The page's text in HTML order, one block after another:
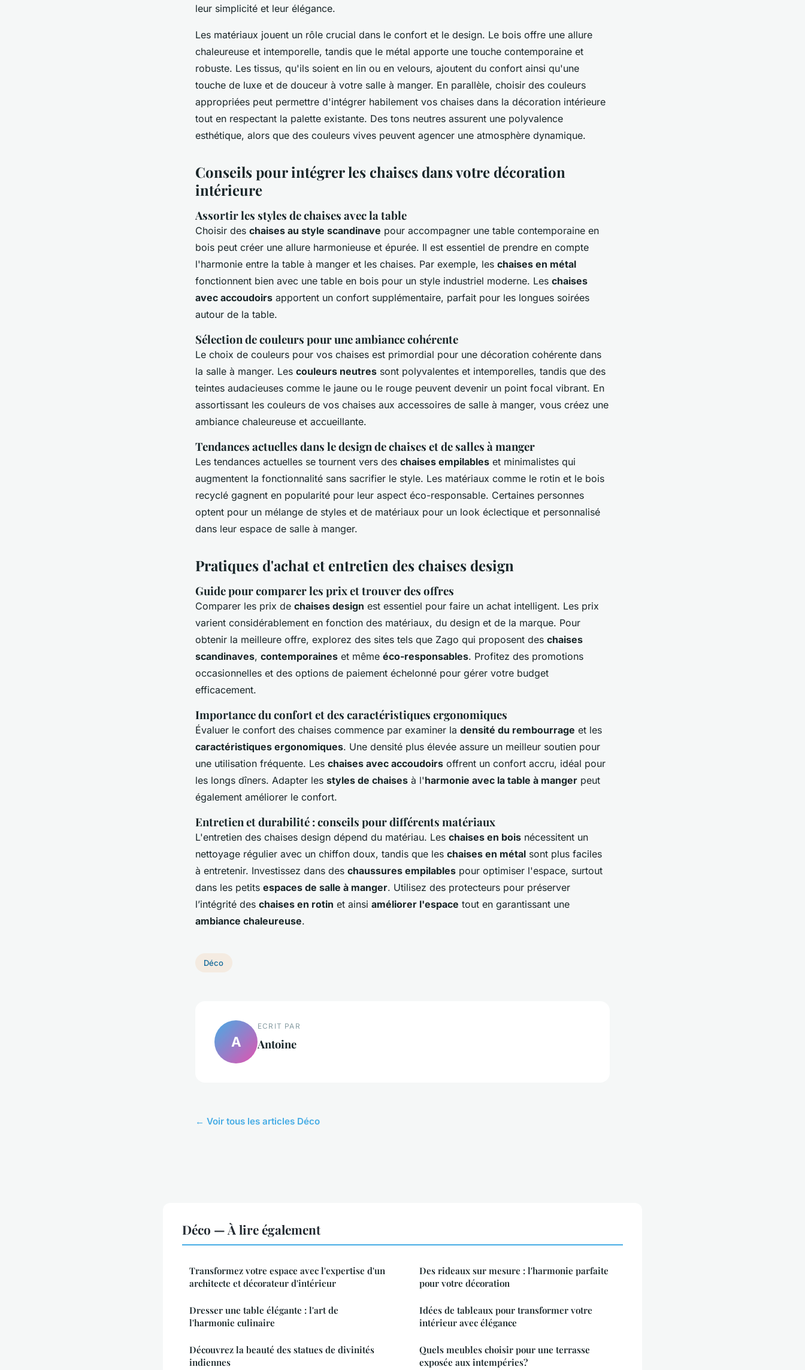
leur simplicité et leur élégance.
Les matériaux jouent un rôle crucial dans le confort et le design. Le bois offre une allure
chaleureuse et intemporelle, tandis que le métal apporte une touche contemporaine et
robuste. Les tissus, qu'ils soient en lin ou en velours, ajoutent du confort ainsi qu'une
touche de luxe et de douceur à votre salle à manger. En parallèle, choisir des couleurs
appropriées peut permettre d'intégrer habilement vos chaises dans la décoration intérieure
tout en respectant la palette existante. Des tons neutres assurent une polyvalence
esthétique, alors que des couleurs vives peuvent agencer une atmosphère dynamique.
Conseils pour intégrer les chaises dans votre décoration
intérieure
Assortir les styles de chaises avec la table
Choisir des chaises au style scandinave pour accompagner une table contemporaine en
bois peut créer une allure harmonieuse et épurée. Il est essentiel de prendre en compte
l'harmonie entre la table à manger et les chaises. Par exemple, les chaises en métal
fonctionnent bien avec une table en bois pour un style industriel moderne. Les chaises
avec accoudoirs apportent un confort supplémentaire, parfait pour les longues soirées
autour de la table.
Sélection de couleurs pour une ambiance cohérente
Le choix de couleurs pour vos chaises est primordial pour une décoration cohérente dans
la salle à manger. Les couleurs neutres sont polyvalentes et intemporelles, tandis que des
teintes audacieuses comme le jaune ou le rouge peuvent devenir un point focal vibrant. En
assortissant les couleurs de vos chaises aux accessoires de salle à manger, vous créez une
ambiance chaleureuse et accueillante.
Tendances actuelles dans le design de chaises et de salles à manger
Les tendances actuelles se tournent vers des chaises empilables et minimalistes qui
augmentent la fonctionnalité sans sacrifier le style. Les matériaux comme le rotin et le bois
recyclé gagnent en popularité pour leur aspect éco-responsable. Certaines personnes
optent pour un mélange de styles et de matériaux pour un look éclectique et personnalisé
dans leur espace de salle à manger.
Pratiques d'achat et entretien des chaises design
Guide pour comparer les prix et trouver des offres
Comparer les prix de chaises design est essentiel pour faire un achat intelligent. Les prix
varient considérablement en fonction des matériaux, du design et de la marque. Pour
obtenir la meilleure offre, explorez des sites tels que Zago qui proposent des chaises
scandinaves, contemporaines et même éco-responsables. Profitez des promotions
occasionnelles et des options de paiement échelonné pour gérer votre budget
efficacement.
Importance du confort et des caractéristiques ergonomiques
Évaluer le confort des chaises commence par examiner la densité du rembourrage et les
caractéristiques ergonomiques. Une densité plus élevée assure un meilleur soutien pour
une utilisation fréquente. Les chaises avec accoudoirs offrent un confort accru, idéal pour
les longs dîners. Adapter les styles de chaises à l'harmonie avec la table à manger peut
également améliorer le confort.
Entretien et durabilité : conseils pour différents matériaux
L'entretien des chaises design dépend du matériau. Les chaises en bois nécessitent un
nettoyage régulier avec un chiffon doux, tandis que les chaises en métal sont plus faciles
à entretenir. Investissez dans des chaussures empilables pour optimiser l'espace, surtout
dans les petits espaces de salle à manger. Utilisez des protecteurs pour préserver
l’intégrité des chaises en rotin et ainsi améliorer l'espace tout en garantissant une
ambiance chaleureuse.
Déco
A
ECRIT PAR
Antoine
← Voir tous les articles Déco
Déco — À lire également
Transformez votre espace avec l'expertise d'un
architecte et décorateur d'intérieur
Dresser une table élégante : l'art de
l'harmonie culinaire
Découvrez la beauté des statues de divinités
indiennes
Des rideaux sur mesure : l'harmonie parfaite
pour votre décoration
Idées de tableaux pour transformer votre
intérieur avec élégance
Quels meubles choisir pour une terrasse
exposée aux intempéries?